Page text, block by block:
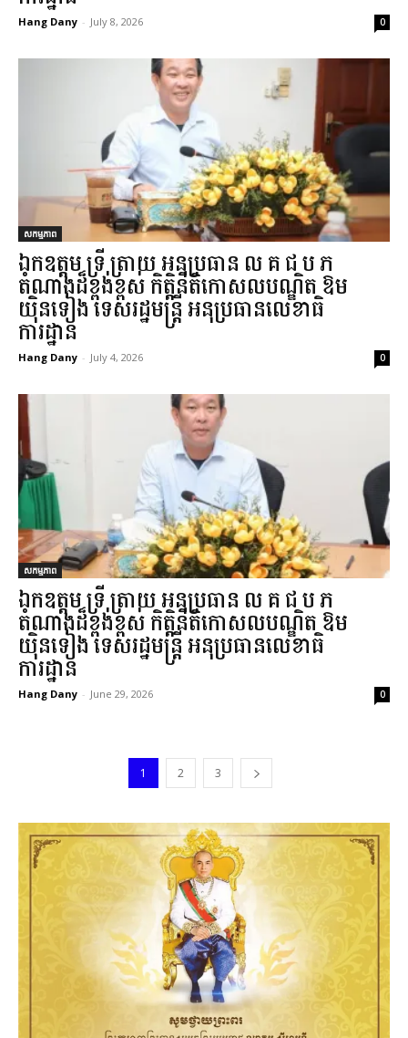
Hang Dany - July 8, 2026 0
សកម្មភាព
ឯកឧត្តម ទ្រី ត្រាយ អនុប្រធាន ល.គ.ជ.ប.ភ.
តំណាងដ៏ខ្ពង់ខ្ពស់ កិត្តិនីតិកោសលបណ្ឌិត ឱម
យ៉ិនទៀង ទេសរដ្ឋមន្ត្រី អនុប្រធានលេខាធិ
ការដ្ឋាន...
Hang Dany - July 4, 2026 0
សកម្មភាព
ឯកឧត្តម ទ្រី ត្រាយ អនុប្រធាន ល.គ.ជ.ប.ភ.
តំណាងដ៏ខ្ពង់ខ្ពស់ កិត្តិនីតិកោសលបណ្ឌិត ឱម
យ៉ិនទៀង ទេសរដ្ឋមន្ត្រី អនុប្រធានលេខាធិ
ការដ្ឋាន...
Hang Dany - June 29, 2026 0
1 2 3